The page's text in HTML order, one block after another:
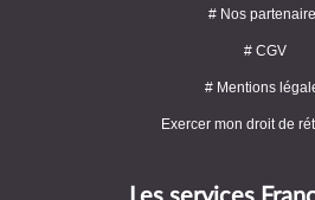
# Nos
# CGV
# Mentions
Exercer mon droit de